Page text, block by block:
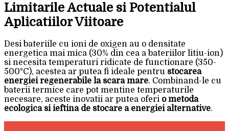
Limitarile Actuale si Potentialul
Aplicatiilor Viitoare
Desi bateriile cu ioni de oxigen au o densitate
energetica mai mica (30% din cea a bateriilor litiu-ion)
si necesita temperaturi ridicate de functionare (350-
500°C), acestea ar putea fi ideale pentru stocarea
energiei regenerabile la scara mare. Combinand-le cu
baterii termice care pot mentine temperaturile
necesare, aceste inovatii ar putea oferi o metoda
ecologica si ieftina de stocare a energiei alternative.